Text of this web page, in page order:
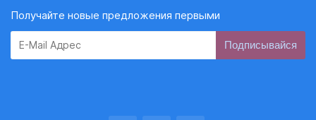
Получайте новые предложения первыми
Subscribe